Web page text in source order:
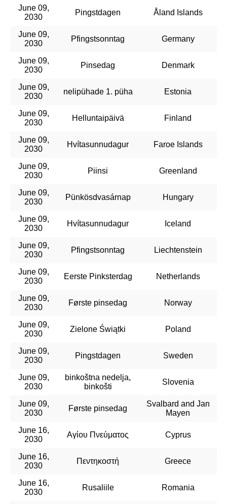
June 09,
2030
Pingstdagen Åland Islands
June 09,
2030
Pfingstsonntag Germany
June 09,
2030
Pinsedag Denmark
June 09,
2030
nelipühade 1. püha Estonia
June 09,
2030
Helluntaipäivä Finland
June 09,
2030
Hvítasunnudagur Faroe Islands
June 09,
2030
Piinsi Greenland
June 09,
2030
Pünkösdvasárnap Hungary
June 09,
2030
Hvítasunnudagur Iceland
June 09,
2030
Pfingstsonntag Liechtenstein
June 09,
2030
Eerste Pinksterdag Netherlands
June 09,
2030
Første pinsedag Norway
June 09,
2030
Zielone Świątki Poland
June 09,
2030
Pingstdagen Sweden
June 09,
2030
binkoštna nedelja,
binkošti
Slovenia
June 09,
2030
Første pinsedag
Svalbard and Jan
Mayen
June 16,
2030
Αγίου Πνεύματος Cyprus
June 16,
2030
Πεντηκοστή Greece
June 16,
2030
Rusaliile Romania